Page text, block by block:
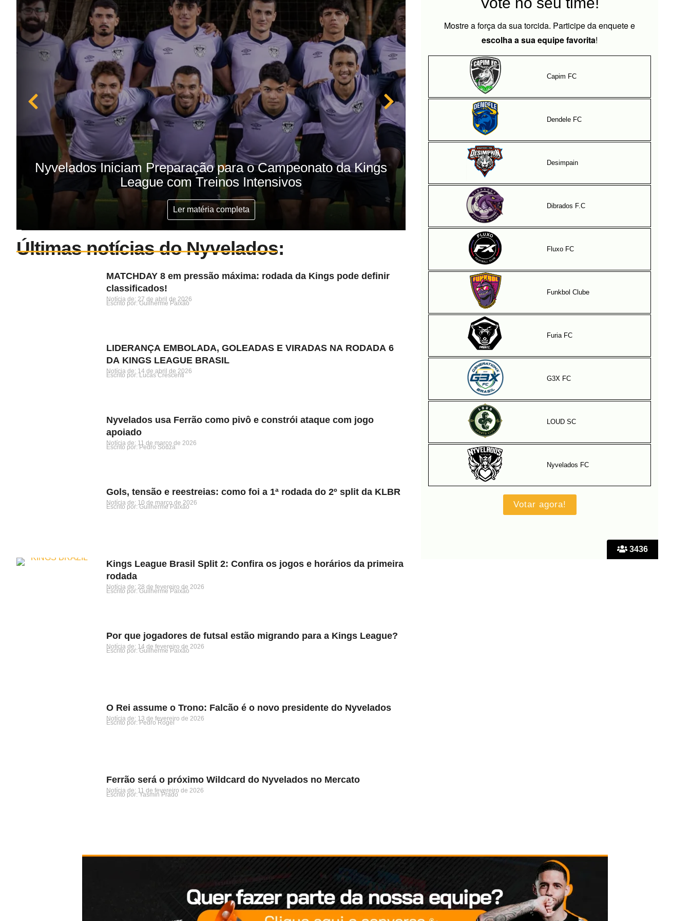
Nyvelados Iniciam Preparação para o Campeonato da Kings
League com Treinos Intensivos
Ler matéria completa
Nyvelados apresenta seu uniforme de
a Umbro
Ler matéria completa
Últimas notícias do Nyvelados:
MATCHDAY 8 em pressão máxima: rodada da Kings pode definir
classificados!
Notícia de: 27 de abril de 2026
Escrito por: Guilherme Paixão
LIDERANÇA EMBOLADA, GOLEADAS E VIRADAS NA RODADA 6
DA KINGS LEAGUE BRASIL
Notícia de: 14 de abril de 2026
Escrito por: Lucas Crescenti
Nyvelados usa Ferrão como pivô e constrói ataque com jogo
apoiado
Notícia de: 11 de março de 2026
Escrito por: Pedro Souza
Gols, tensão e reestreias: como foi a 1ª rodada do 2º split da KLBR
Notícia de: 10 de março de 2026
Escrito por: Guilherme Paixão
Kings League Brasil Split 2: Confira os jogos e horários da primeira
rodada
Notícia de: 28 de fevereiro de 2026
Escrito por: Guilherme Paixão
Por que jogadores de futsal estão migrando para a Kings League?
Notícia de: 14 de fevereiro de 2026
Escrito por: Guilherme Paixão
O Rei assume o Trono: Falcão é o novo presidente do Nyvelados
Notícia de: 13 de fevereiro de 2026
Escrito por: Pedro Rogel
Ferrão será o próximo Wildcard do Nyvelados no Mercato
Notícia de: 11 de fevereiro de 2026
Escrito por: Yasmin Prado
3436
Mostre a força da sua torcida. Participe da enquete e
escolha a sua equipe favorita!
Capim FC​
Dendele FC​
Desimpain
Dibrados F.C
Fluxo FC
Funkbol Clube
Furia FC
G3X FC
LOUD SC
Nyvelados FC